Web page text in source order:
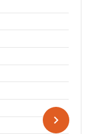
keyboard_arrow_right